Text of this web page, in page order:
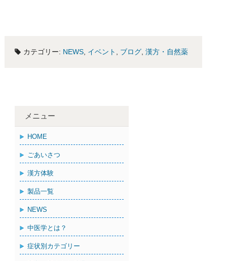
カテゴリー: NEWS, イベント ブログ, 漢方・自然薬
メニュー
HOME
ごあいさつ
漢方体験
製品一覧
NEWS
中医学とは？
症状別カテゴリー